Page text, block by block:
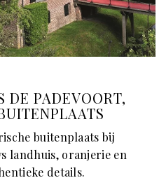
DE PADEVOORT,
buitenplaats bij
landhuis, oranjerie en
details.